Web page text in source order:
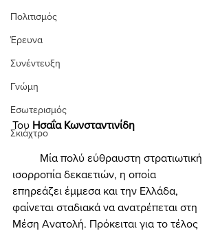
Πολιτισμός
Έρευνα
Συνέντευξη
Γνώμη
Εσωτερισμός
Σκιάχτρο
Του Ησαΐα Κωνσταντινίδη
ισορροπία δεκαετιών, η οποία
επηρεάζει έμμεσα και την Ελλάδα,
φαίνεται σταδιακά να ανατρέπεται στη
Μέση Ανατολή. Πρόκειται για το τέλος